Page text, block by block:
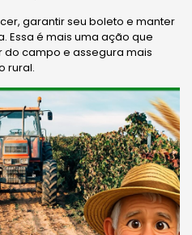
garantir seu boleto e manter
Essa é mais uma ação que
campo e assegura mais
rural.